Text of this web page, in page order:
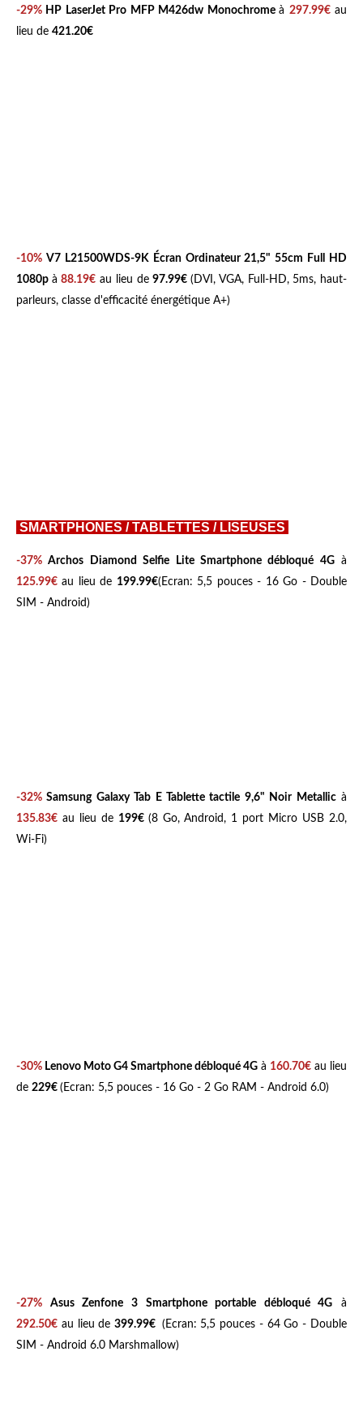
-29% HP LaserJet Pro MFP M426dw Monochrome à 297.99€au
lieu de 421.20€
-10% V7 L21500WDS-9K Écran Ordinateur21,5"55cm Full HD
1080p à88.19€ au lieu de97.99€(DVI, VGA, Full-HD, 5ms, haut-
parleurs, classe d'efficacité énergétique A+)
SMARTPHONES / TABLETTES / LISEUSES
-37%Archos Diamond Selfie Lite Smartphone débloqué 4Gà
125.99€ au lieu de 199.99€(Ecran: 5,5 pouces - 16 Go - Double
SIM - Android)
-32%Samsung Galaxy Tab E Tablette tactile 9,6" Noir Metallicà
135.83€ au lieu de 199€ (8 Go, Android, 1 port Micro USB 2.0,
Wi-Fi)
-30% Lenovo Moto G4 Smartphone débloqué 4G à 160.70€ au lieu
de 229€ (Ecran: 5,5 pouces - 16 Go - 2 Go RAM - Android 6.0)
-27% Asus Zenfone 3 Smartphone portable débloqué 4G
à
292.50€ au lieu de399.99€ (Ecran: 5,5 pouces - 64 Go - Double
SIM - Android 6.0 Marshmallow)